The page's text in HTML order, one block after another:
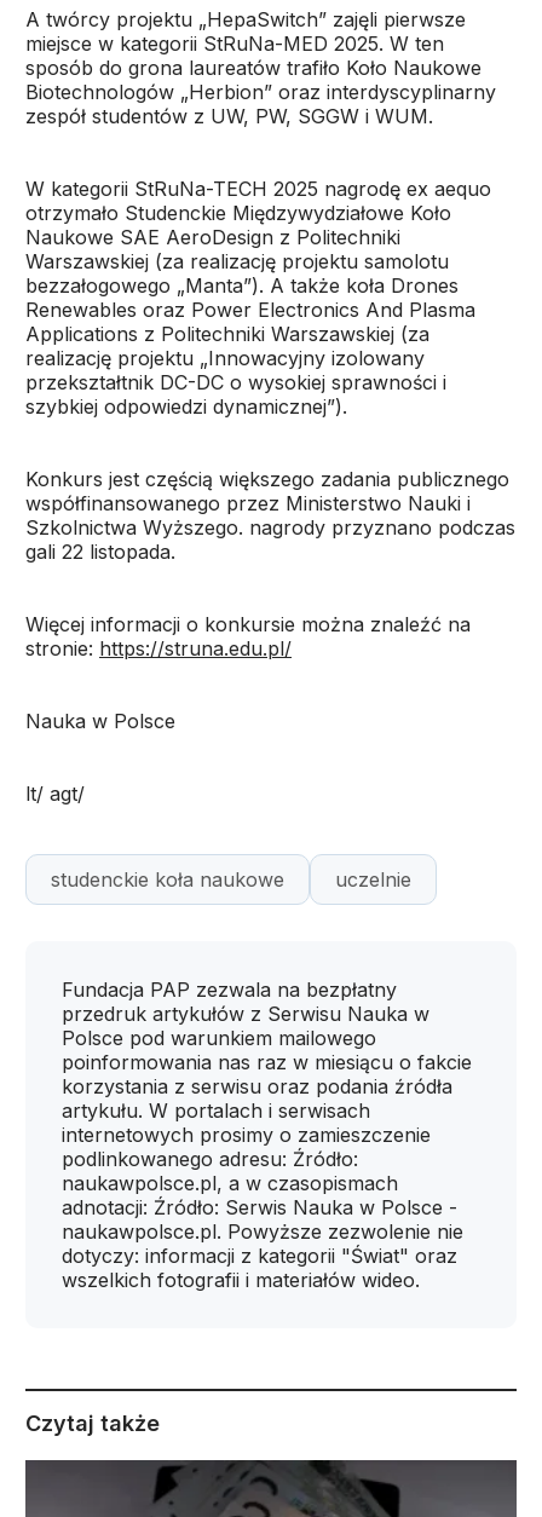
A twórcy projektu „HepaSwitch” zajęli pierwsze
miejsce w kategorii StRuNa-MED 2025. W ten
sposób do grona laureatów trafiło Koło Naukowe
Biotechnologów „Herbion” oraz interdyscyplinarny
zespół studentów z UW, PW, SGGW i WUM.
W kategorii StRuNa-TECH 2025 nagrodę ex aequo
otrzymało Studenckie Międzywydziałowe Koło
Naukowe SAE AeroDesign z Politechniki
Warszawskiej (za realizację projektu samolotu
bezzałogowego „Manta”). A także koła Drones
Renewables oraz Power Electronics And Plasma
Applications z Politechniki Warszawskiej (za
realizację projektu „Innowacyjny izolowany
przekształtnik DC-DC o wysokiej sprawności i
szybkiej odpowiedzi dynamicznej”).
Konkurs jest częścią większego zadania publicznego
współfinansowanego przez Ministerstwo Nauki i
Szkolnictwa Wyższego. nagrody przyznano podczas
gali 22 listopada.
Więcej informacji o konkursie można znaleźć na
stronie: https://struna.edu.pl/
Nauka w Polsce
lt/ agt/
studenckie koła naukowe uczelnie
Fundacja PAP zezwala na bezpłatny
przedruk artykułów z Serwisu Nauka w
Polsce pod warunkiem mailowego
poinformowania nas raz w miesiącu o fakcie
korzystania z serwisu oraz podania źródła
artykułu. W portalach i serwisach
internetowych prosimy o zamieszczenie
podlinkowanego adresu: Źródło:
naukawpolsce.pl, a w czasopismach
adnotacji: Źródło: Serwis Nauka w Polsce -
naukawpolsce.pl. Powyższe zezwolenie nie
dotyczy: informacji z kategorii "Świat" oraz
wszelkich fotografii i materiałów wideo.
Czytaj także